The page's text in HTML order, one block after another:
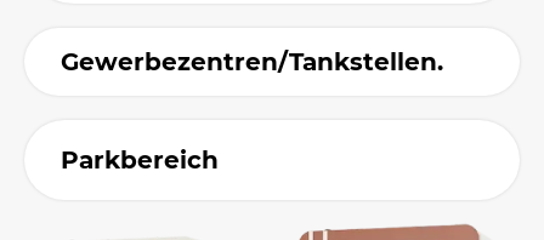
Gewerbezentren/Tankstellen.
Parkbereich